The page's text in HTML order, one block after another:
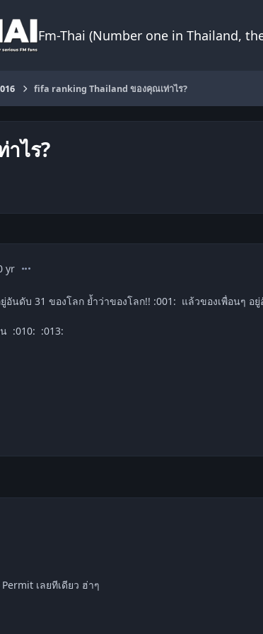
Fm-Thai (Number one in Thailand,
fifa ranking Thailand ของคุณเท่าไร?
ไร?
yrcomment_1516769
อันดับ 31 ของโลก ย้ำว่าของโลก!! :001: แล้วของเพื่อนๆ อยู่
น :010: :013:
เลยทีเดียว ฮ่าๆ